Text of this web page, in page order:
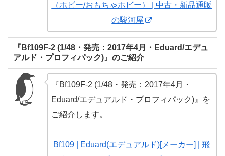
（ホビー/おもちゃホビー） | 中古・新品通販
の駿河屋
『Bf109F-2 (1/48・発売：2017年4月・Eduard/エデュ
アルド・プロフィパック)』のご紹介
『Bf109F-2 (1/48・発売：2017年4月・
Eduard/エデュアルド・プロフィパック)』を
ご紹介します。
Bf109 | Eduard(エデュアルド)[メーカー] | 飛